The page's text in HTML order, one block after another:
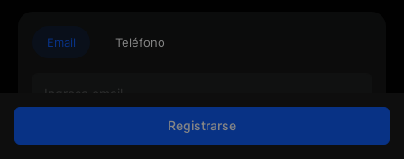
Email Teléfono
Registrarse